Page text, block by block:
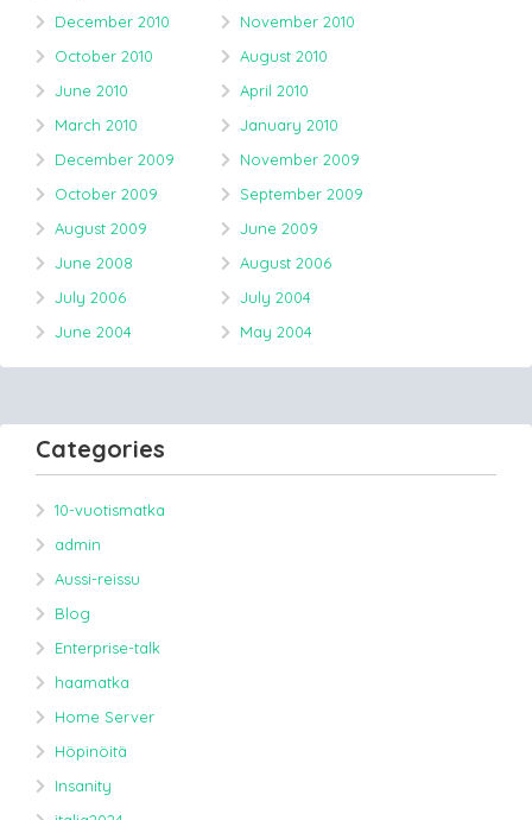
December 2010
November 2010
October 2010
August 2010
June 2010
April 2010
March 2010
January 2010
December 2009
November 2009
October 2009
September 2009
August 2009
June 2009
June 2008
August 2006
July 2006
July 2004
June 2004
May 2004
Categories
10-vuotismatka
admin
Aussi-reissu
Blog
Enterprise-talk
haamatka
Home Server
Höpinöitä
Insanity